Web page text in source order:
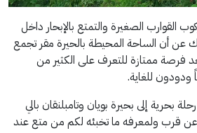
القوارب الصغيرة والتمتع بالإبحار داخل
عن أن الساحة المحيطة بالحيرة مقر تجمع
فرصة ممتازة للتعرف على الكثير من
ودودون للغاية.
بحرية إلى بحيرة بويان وتامبلنقان بالي
عن قرب ولمعرفه ما تخبئه لكم من متع عند